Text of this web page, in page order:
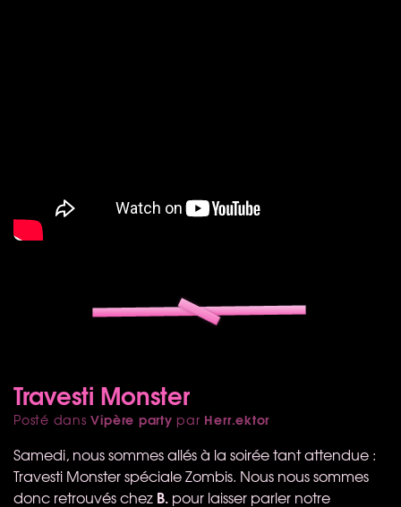
Travesti Monster
Posté dansVipère party par Herr.ektor
Samedi, nous sommes allés à la soirée tant attendue :
Travesti Monster spéciale Zombis. Nous nous sommes
donc retrouvés chez B. pour laisser parler notre